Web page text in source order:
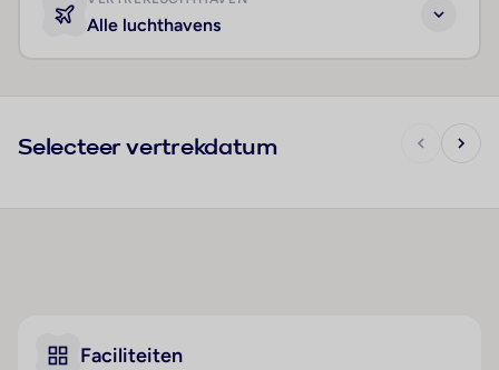
Alle luchthavens
Selecteer vertrekdatum
Faciliteiten